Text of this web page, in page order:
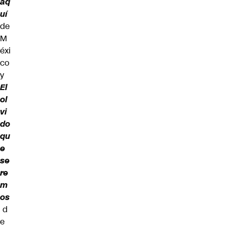
uí
de
M
éxi
co
y
El
ol
vi
do
qu
e
se
re
m
os
d
e